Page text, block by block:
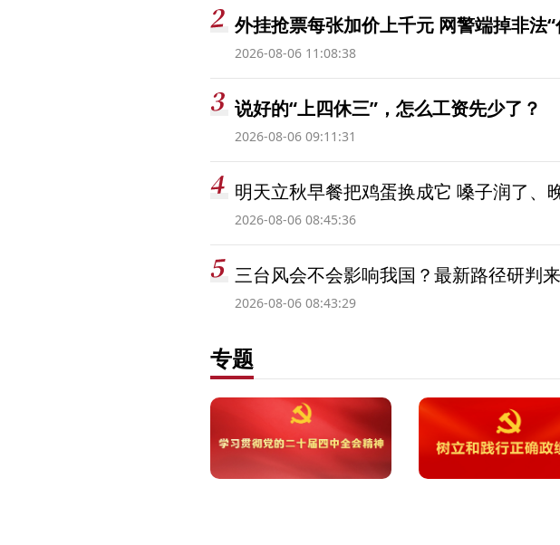
外挂抢票每张加价上千元 网警端掉非法
2026-08-06 11:08:38
说好的“上四休三”，怎么工资先少了？
2026-08-06 09:11:31
明天立秋早餐把鸡蛋换成它 嗓子润了、
2026-08-06 08:45:36
三台风会不会影响我国？最新路径研判
2026-08-06 08:43:29
专题